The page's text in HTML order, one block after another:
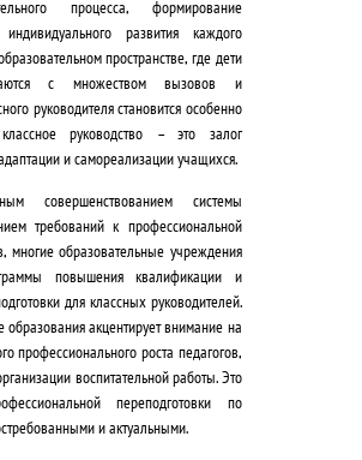
процесса, формирование
развития каждого
пространстве, где дети
с множеством вызовов и
руководителя становится особенно
руководство – это залог
и самореализации учащихся.
совершенствованием системы
требований к профессиональной
, многие образовательные учреждения
повышения квалификации и
для классных руководителей.
образованияакцентирует внимание на
профессионального роста педагогов,
воспитательной работы. Это
переподготовки по
и актуальными.